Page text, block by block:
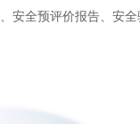
安全预评价报告、安